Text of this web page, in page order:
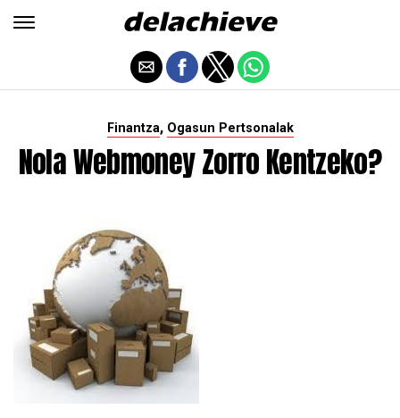
Finantza, Ogasun Pertsonalak
Nola Webmoney Zorro Kentzeko?